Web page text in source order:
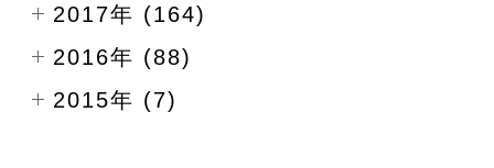
2017年 (164)
2016年 (88)
2015年 (7)